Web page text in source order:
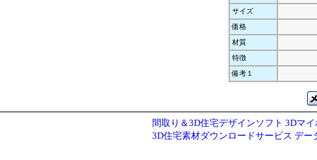
サイズ
価格
材質
特徴
備考１
間取り＆3D住宅デザインソフト 3Dマ
3D住宅素材ダウンロードサービス デー